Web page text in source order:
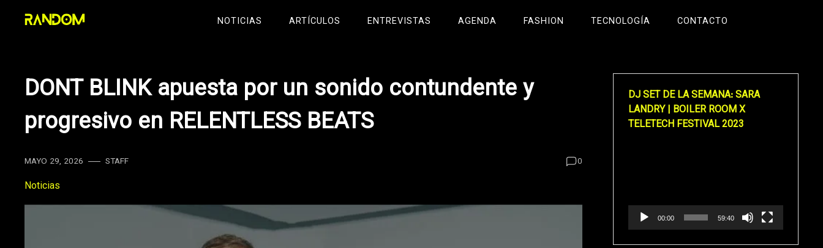
NOTICIAS ARTÍCULOS ENTREVISTAS AGENDA FASHION TECNOLOGÍA CONTACTO
DONT BLINK apuesta por un sonido contundente y
progresivo en RELENTLESS BEATS
MAYO 29, 2026 STAFF 0
Noticias
DJ SET DE LA SEMANA: SARA
LANDRY | BOILER ROOM X
TELETECH FESTIVAL 2023
00:00 59:40